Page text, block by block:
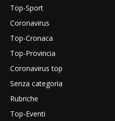
Top-Sport
Coronavirus
Top-Cronaca
Top-Provincia
Coronavirus top
Senza categoria
Rubriche
Top-Eventi